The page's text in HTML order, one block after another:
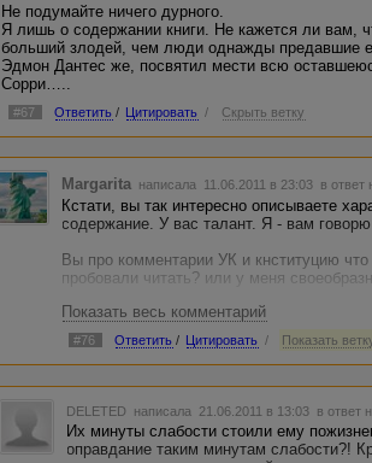
Не подумайте ничего дурного.
Я лишь о содержании книги. Не кажется ли вам,
больший злодей, чем люди однажды предавшие
Эдмон Дантес же, посвятил мести всю
Сорри…..
#67 Ответить / Цитировать / Скрыть ветку
Margarita написала 11.06.2011 в 23:03 в ответ
Кстати, вы так интересно описываете
содержание. У вас талант. Я - вам
Вы про комментарии УК и кнституцию
пробовали читать? или у меня
по поводу Дантеса и мести: зло должно
он только в помощь. Он не человек, а
действие, даже в суд дотопать сил нет
оставлять зло безнаказанным - это
том, что считается преступлением, если
преступление или уже свершилось
обязаны по закону бороться со всяким
иначе, но не преступая закон.
Показать весь комментарий
#76 Ответить / Цитировать / Показать
DELETED написала 21.06.2011 в 13:03 в ответ
Их минуты слабости стоили ему
оправдание таким минутам слабости?!